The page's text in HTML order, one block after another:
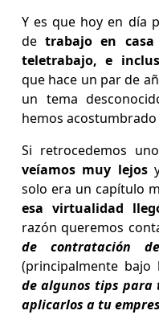
Y es que hoy en día
detrabajo en
teletrabajo, e
que hace un par de
un tema
hemos acostumbrado
Si retrocedemos
veíamos muy lejosy
solo era un capítulo
esa virtualidad
razón queremos
de contratación
(principalmente
de algunos tips para
aplicarlos a tu